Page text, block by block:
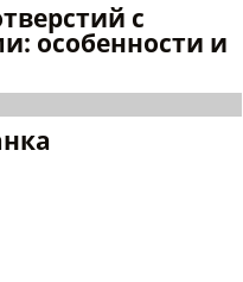
с
особенности и